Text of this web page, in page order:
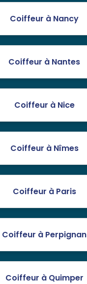
Coiffeur à Nancy
Coiffeur à Nantes
Coiffeur à Nice
Coiffeur à Nîmes
Coiffeur à Paris
Coiffeur à Perpignan
Coiffeur à Quimper